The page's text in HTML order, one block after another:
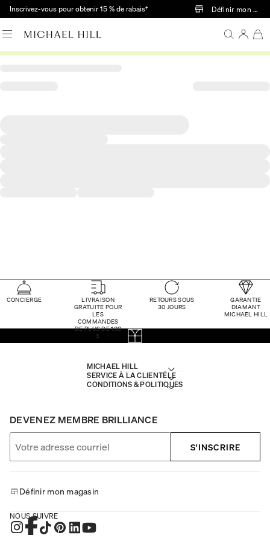
Passer au contenu principal
Inscrivez-vous pour obtenir 15 % de rabais† Définir mon
CONCIERGE
LIVRAISON
GRATUITE POUR
LES
COMMANDES
DE PLUS DE 100
$
RETOURS SOUS
30 JOURS
GARANTIE
DIAMANT
MICHAEL HILL
MICHAEL HILL
SERVICE À LA CLIENTÈLE
CONDITIONS & POLITIQUES
DEVENEZ MEMBRE BRILLIANCE
S'INSCRIRE
Définir mon magasin
NOUS SUIVRE